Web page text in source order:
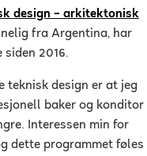
design – arkitektonisk
fra Argentina, har
siden 2016.
teknisk design er at jeg
baker og konditor
Interessen min for
dette programmet føles